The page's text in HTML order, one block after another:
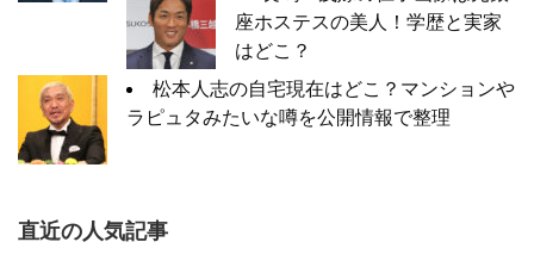
座ホステスの美人！学歴と実家
はどこ？
松本人志の自宅現在はどこ？マンションや
ラピュタみたいな噂を公開情報で整理
直近の人気記事